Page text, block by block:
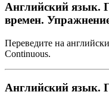
Английский язык.
времен.
Переведите на
Continuous.
Английский язык.